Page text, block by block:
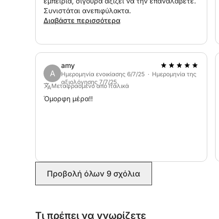
Συνιστάται ανεπιφύλακτα.
Διαβάστε περισσότερα
A
amy
Ημερομηνία ενοικίασης 6/7/25 · Ημερομηνία της
αξιολόγησης 7/7/25
Μεταφρασμένο από Ιταλικά
Όμορφη μέρα!!
Προβολή όλων 9 σχόλια
Τι πρέπει να γνωρίζετε